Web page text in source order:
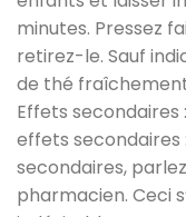
minutes. Pressez
retirez-le. Sauf
de thé
Effets secondaires
effets secondaires
secondaires,
pharmacien. Ceci